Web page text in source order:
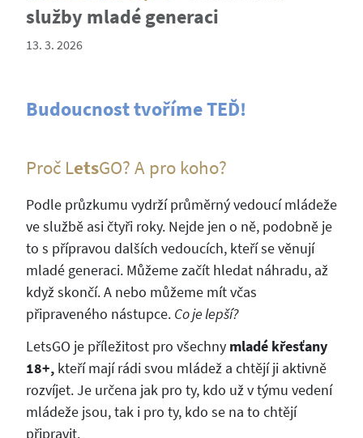
služby mladé generaci
13. 3. 2026
Budoucnost tvoříme TEĎ!
Proč LetsGO? A pro koho?
Podle průzkumu vydrží průměrný vedoucí mládeže
ve službě asi čtyři roky. Nejde jen o ně, podobně je
to s přípravou dalších vedoucích, kteří se věnují
mladé generaci. Můžeme začít hledat náhradu, až
když skončí. A nebo můžeme mít včas
připraveného nástupce. Co je lepší?
LetsGO je příležitost pro všechny mladé křesťany
18+,kteří mají rádi svou mládež a chtějí ji aktivně
rozvíjet. Je určena jak pro ty, kdo už v týmu vedení
mládeže jsou, tak i pro ty, kdo se na to chtějí
připravit.